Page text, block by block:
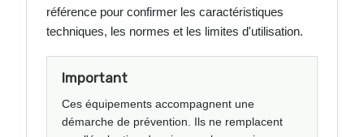
référence pour confirmer les caractéristiques
techniques, les normes et les limites d'utilisation.
Important
Ces équipements accompagnent une
démarche de prévention. Ils ne remplacent